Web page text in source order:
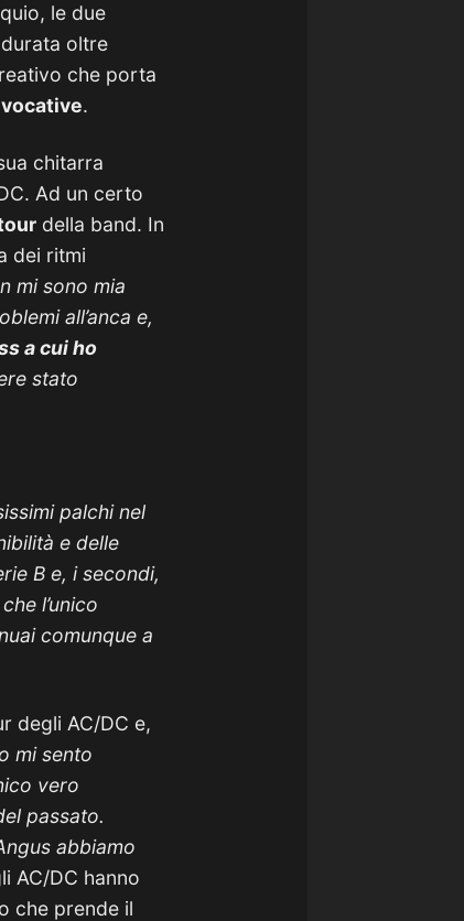
le due
oltre
che porta
.
chitarra
Ad un certo
della band. In
dei ritmi
mi sono mia
all’anca e,
a cui ho
stato
palchi nel
e delle
B e, i secondi,
l’unico
comunque a
degli AC/DC e,
mi sento
vero
passato.
abbiamo
AC/DC hanno
che prende il